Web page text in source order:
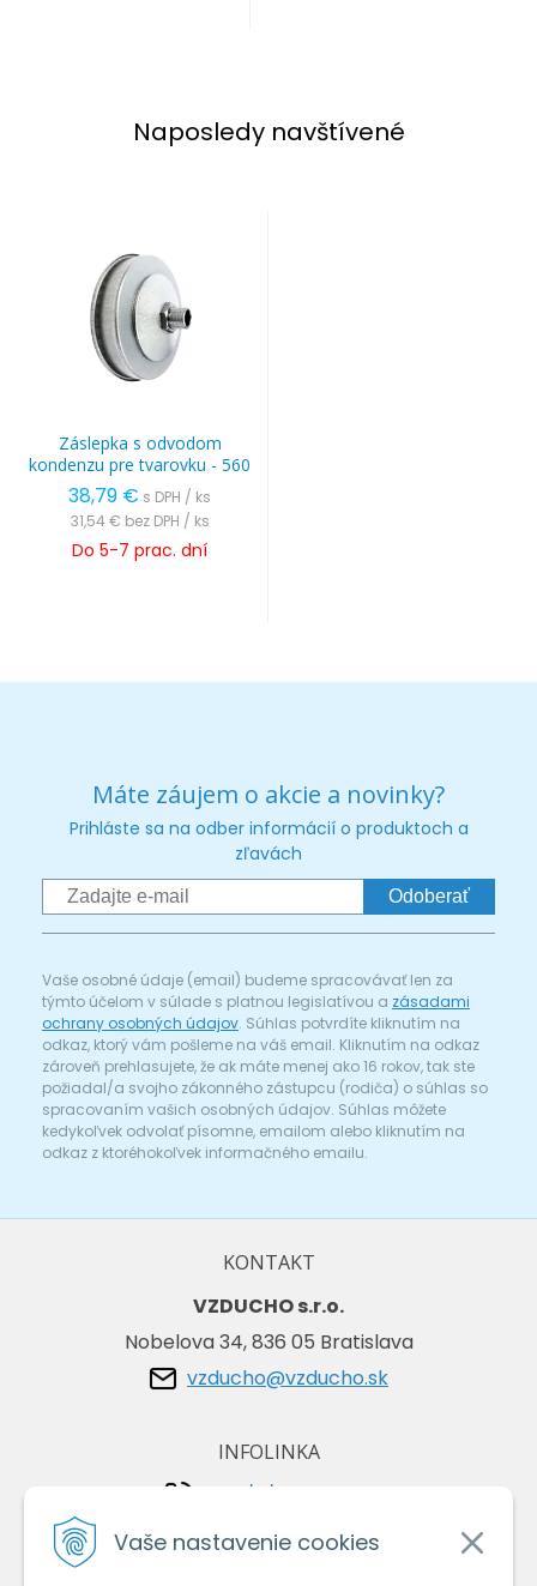
Vaše nastavenie cookies
Naposledy navštívené
Záslepka s odvodom
kondenzu pre tvarovku - 560
38,79 € s DPH / ks
31,54 € bez DPH / ks
Do 5-7 prac. dní
Máte záujem o akcie a novinky?
Prihláste sa na odber informácií o produktoch a
zľavách
Odoberať
Vaše osobné údaje (email) budeme spracovávať len za
týmto účelom v súlade s platnou legislatívou a zásadami
ochrany osobných údajov. Súhlas potvrdíte kliknutím na
odkaz, ktorý vám pošleme na váš email. Kliknutím na odkaz
zároveň prehlasujete, že ak máte menej ako 16 rokov, tak ste
požiadal/a svojho zákonného zástupcu (rodiča) o súhlas so
spracovaním vašich osobných údajov. Súhlas môžete
kedykoľvek odvolať písomne, emailom alebo kliknutím na
odkaz z ktoréhokoľvek informačného emailu.
KONTAKT
VZDUCHO s.r.o.
Nobelova 34, 836 05 Bratislava
vzducho@vzducho.sk
INFOLINKA
+421/2/4464 0134
+421/903 729 042